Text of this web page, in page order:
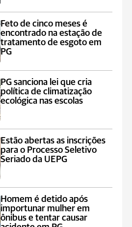
Feto de cinco meses é
encontrado na estação de
tratamento de esgoto em
PG
PG sanciona lei que cria
política de climatização
ecológica nas escolas
Estão abertas as inscrições
para o Processo Seletivo
Seriado da UEPG
Homem é detido após
importunar mulher em
ônibus e tentar causar